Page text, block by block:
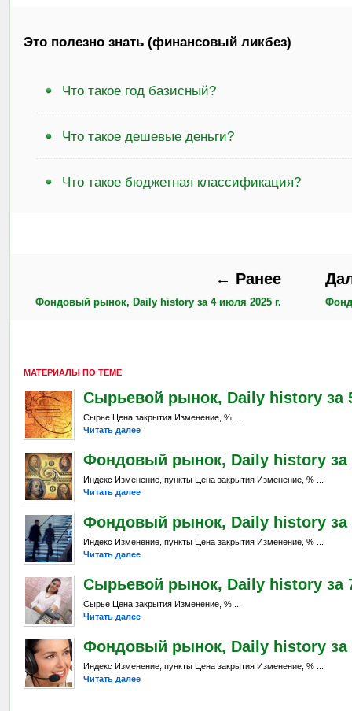
Это полезно знать (финансовый ликбез)
Что такое год базисный?
Что такое дешевые деньги?
Что такое бюджетная классификация?
← Ранее
Фондовый рынок, Daily history за 4 июля 2025 г.
МАТЕРИАЛЫ ПО ТЕМЕ
Сырьевой рынок, Daily history за
Сырье Цена закрытия Изменение, % ...
Читать далее
Фондовый рынок, Daily history за
Индекс Изменение, пункты Цена закрытия Изменение, % ...
Читать далее
Фондовый рынок, Daily history за
Индекс Изменение, пункты Цена закрытия Изменение, % ...
Читать далее
Сырьевой рынок, Daily history за
Сырье Цена закрытия Изменение, % ...
Читать далее
Фондовый рынок, Daily history за
Индекс Изменение, пункты Цена закрытия Изменение, % ...
Читать далее